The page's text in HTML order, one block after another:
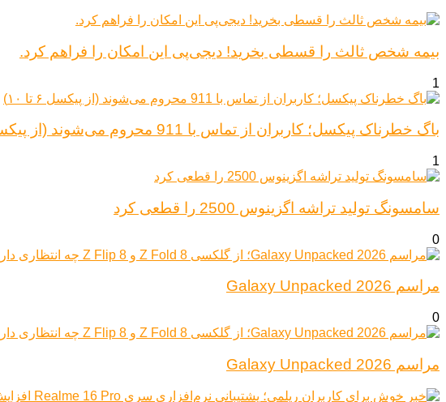
بیمه شخص ثالث را قسطی بخرید! دیجی‌پی این امکان را فراهم کرد.
1
باگ خطرناک پیکسل؛ کاربران از تماس با 911 محروم می‌شوند (از پیکسل ۶ تا ۱۰)
1
سامسونگ تولید تراشه اگزینوس 2500 را قطعی کرد
0
مراسم Galaxy Unpacked 2026
0
مراسم Galaxy Unpacked 2026